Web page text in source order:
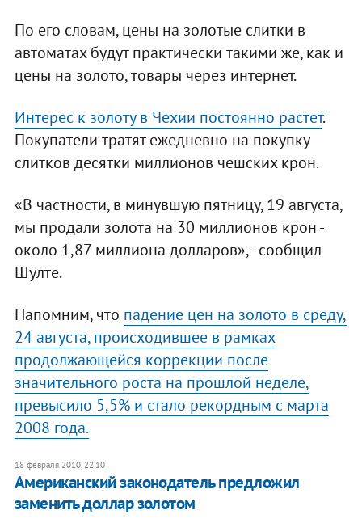
По его словам, цены на золотые слитки в
автоматах будут практически такими же, как и
цены на золото, товары через интернет.
Интерес к золоту в Чехии постоянно растет.
Покупатели тратят ежедневно на покупку
слитков десятки миллионов чешских крон.
«В частности, в минувшую пятницу, 19 августа,
мы продали золота на 30 миллионов крон -
около 1,87 миллиона долларов», - сообщил
Шулте.
Напомним, что падение цен на золото в среду,
24 августа, происходившее в рамках
продолжающейся коррекции после
значительного роста на прошлой неделе,
превысило 5,5% и стало рекордным с марта
2008 года.
18 февраля 2010, 22:10
Американский законодатель предложил
заменить доллар золотом